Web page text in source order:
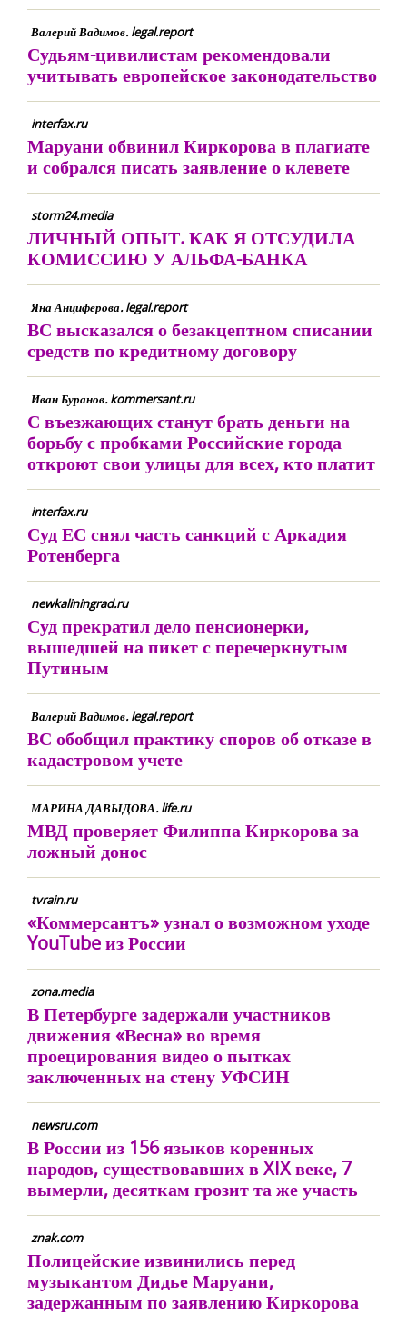
Валерий Вадимов. legal.report
Судьям-цивилистам рекомендовали
учитывать европейское законодательство
interfax.ru
Маруани обвинил Киркорова в плагиате
и собрался писать заявление о клевете
storm24.media
ЛИЧНЫЙ ОПЫТ. КАК Я ОТСУДИЛА
КОМИССИЮ У АЛЬФА-БАНКА
Яна Анциферова. legal.report
ВС высказался о безакцептном списании
средств по кредитному договору
Иван Буранов. kommersant.ru
С въезжающих станут брать деньги на
борьбу с пробками Российские города
откроют свои улицы для всех, кто платит
interfax.ru
Суд ЕС снял часть санкций с Аркадия
Ротенберга
newkaliningrad.ru
Суд прекратил дело пенсионерки,
вышедшей на пикет с перечеркнутым
Путиным
Валерий Вадимов. legal.report
ВС обобщил практику споров об отказе в
кадастровом учете
МАРИНА ДАВЫДОВА. life.ru
МВД проверяет Филиппа Киркорова за
ложный донос
tvrain.ru
«Коммерсантъ» узнал о возможном уходе
YouTube из России
zona.media
В Петербурге задержали участников
движения «Весна» во время
проецирования видео о пытках
заключенных на стену УФСИН
newsru.com
В России из 156 языков коренных
народов, существовавших в XIX веке, 7
вымерли, десяткам грозит та же участь
znak.com
Полицейские извинились перед
музыкантом Дидье Маруани,
задержанным по заявлению Киркорова